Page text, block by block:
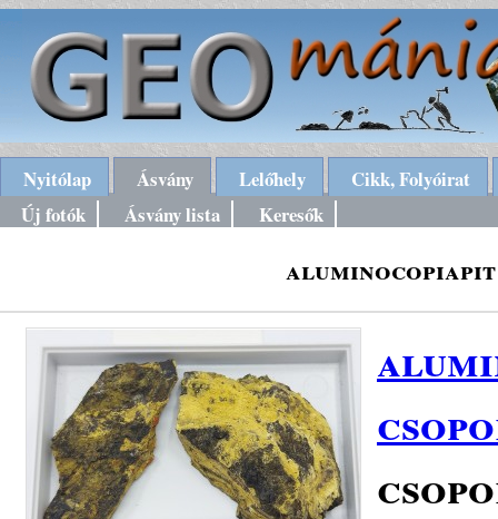
Nyitólap Ásvány Lelőhely
Cikk, Folyóirat
Új fotók
Ásvány lista Keresők